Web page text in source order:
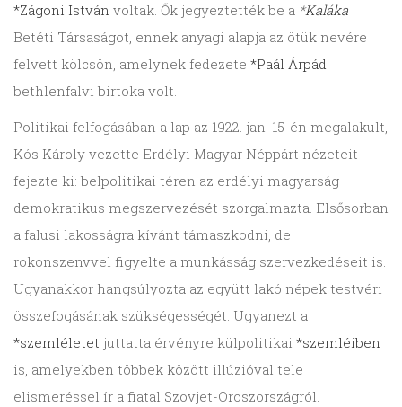
*Zágoni István voltak. Ők jegyeztették be a *Kaláka
Betéti Társaságot, ennek anyagi alapja az ötük nevére
felvett kölcsön, amelynek fedezete *Paál Árpád
bethlenfalvi birtoka volt.
Politikai felfogásában a lap az 1922. jan. 15-én megalakult,
Kós Károly vezette Erdélyi Magyar Néppárt nézeteit
fejezte ki: belpolitikai téren az erdélyi magyarság
demokratikus megszervezését szorgalmazta. Elsősorban
a falusi lakosságra kívánt támaszkodni, de
rokonszenvvel figyelte a munkásság szervezkedéseit is.
Ugyanakkor hangsúlyozta az együtt lakó népek testvéri
összefogásának szükségességét. Ugyanezt a
*szemléletet juttatta érvényre külpolitikai *szemléiben
is, amelyekben többek között illúzióval tele
elismeréssel ír a fiatal Szovjet-Oroszországról.